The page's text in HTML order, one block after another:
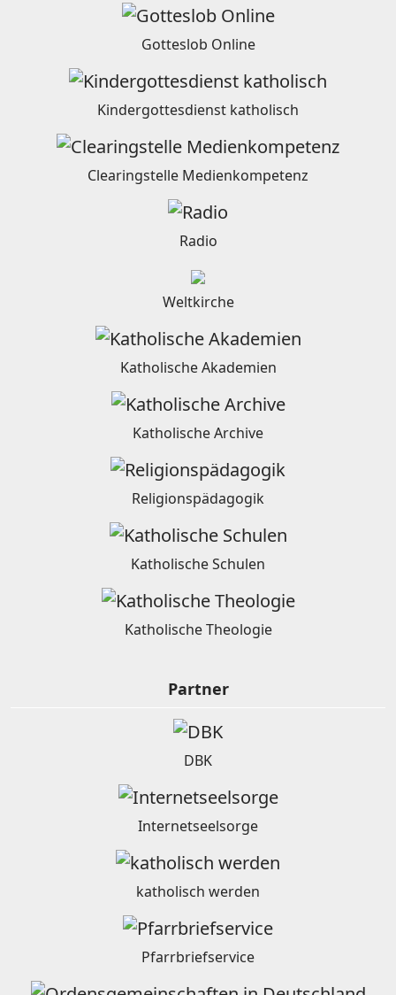
Gotteslob Online
Kindergottesdienst katholisch
Clearingstelle Medienkompetenz
Radio
Weltkirche
Katholische Akademien
Katholische Archive
Religionspädagogik
Katholische Schulen
Katholische Theologie
Partner
DBK
Internetseelsorge
katholisch werden
Pfarrbriefservice